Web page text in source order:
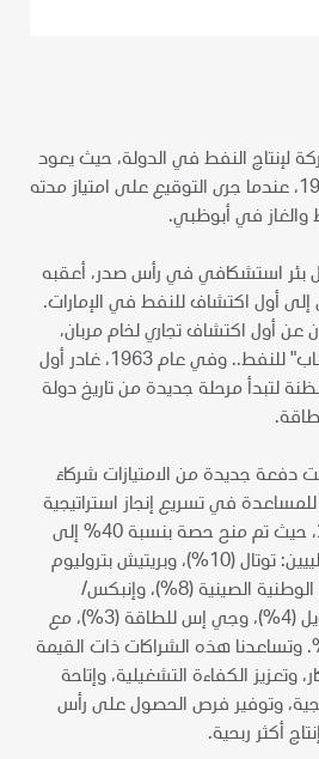
لإنتاج النفط في الدولة، حيث يعود
تاريخ عملياتها إلى عام 1939، عندما جرى التوقيع على امتياز مدته
حفرنا أول بئر استشكافي في رأس صدر، أعقبه
1958، مما أدى إلى أول اكتشاف للنفط في الإمارات.
تم الإعلان عن أول اكتشاف تجاري لخام مربان،
وهو ما يُعرف الآن بحقل "باب" للنفط.. وفي عام 1963، غادر أول
لتبدأ مرحلة جديدة من تاريخ دولة
استقطبت دفعة جديدة من الامتيازات شركاءَ
في تسريع إنجاز استراتيجية
أدنوك للنمو الذكي 2030، حيث تم منح حصة بنسبة 40% إلى
الشركاء الاستراتيجيين الدولييين: توتال (10%)، وبريتيش بتروليوم
(10%)، ومؤسّسة البترول الوطنية الصينية (8%)، وإنبكس/
جودكو (5%)، وشينهوا أويل (4%)، وجي إس للطاقة (3%)، مع
أدنوك بحصة 60%. وتساعدنا هذه الشراكات ذات القيمة
وتعزيز الكفاءة التشغيلية، وإتاحة
وتوفير فرص الحصول على رأس
أكثر ربحية.